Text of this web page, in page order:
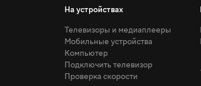
На устройствах
Телевизоры и медиаплееры
Мобильные устройства
Компьютер
Подключить телевизор
Проверка скорости